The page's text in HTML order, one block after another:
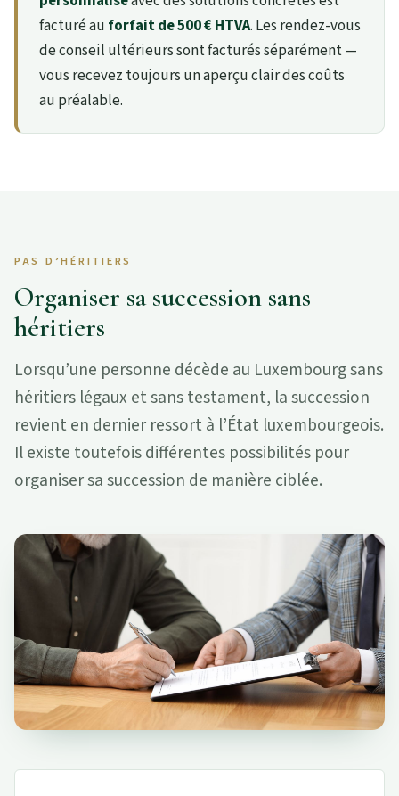
facturé au forfait de 500 € HTVA. Les rendez-vous
de conseil ultérieurs sont facturés séparément —
vous recevez toujours un aperçu clair des coûts
au préalable.
PAS D’HÉRITIERS
Organiser sa succession sans
héritiers
Lorsqu’une personne décède au Luxembourg sans
héritiers légaux et sans testament, la succession
revient en dernier ressort à l’État luxembourgeois.
Il existe toutefois différentes possibilités pour
organiser sa succession de manière ciblée.